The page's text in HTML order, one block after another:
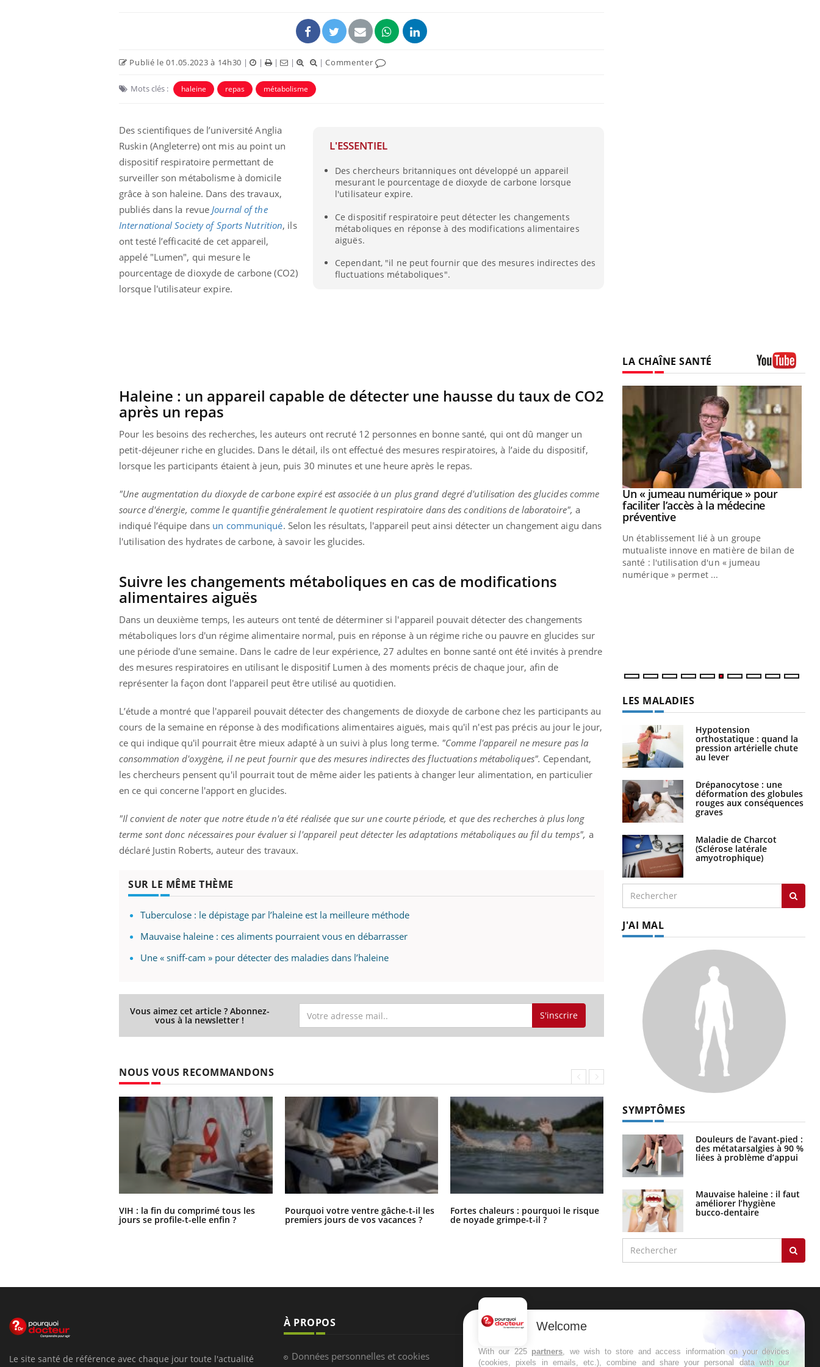
Publié le 01.05.2023 à 14h30 | | | | |Commenter
Mots clés : haleine repas métabolisme
L'ESSENTIEL
Des chercheurs britanniques ont développé un appareil
mesurant le pourcentage de dioxyde de carbone lorsque
l'utilisateur expire.
Ce dispositif respiratoire peut détecter les changements
métaboliques en réponse à des modifications alimentaires
aiguës.
Cependant, "il ne peut fournir que des mesures indirectes des
fluctuations métaboliques".
Des scientifiques de l’université Anglia
Ruskin (Angleterre) ont mis au point un
dispositif respiratoire permettant de
surveiller son métabolisme à domicile
grâce à son haleine. Dans des travaux,
publiés dans la revueJournal of the
International Society of Sports Nutrition, ils
ont testé l’efficacité de cet appareil,
appelé "Lumen", qui mesure le
pourcentage de dioxyde de carbone (CO2)
lorsque l'utilisateur expire.
Haleine : un appareil capable de détecter une hausse du taux de CO2
après un repas
Pour les besoins des recherches, les auteurs ont recruté 12 personnes en bonne santé, qui ont dû manger un
petit-déjeuner riche en glucides. Dans le détail, ils ont effectué des mesures respiratoires, à l’aide du dispositif,
lorsque les participants étaient à jeun, puis 30 minutes et une heure après le repas.
"Une augmentation du dioxyde de carbone expiré est associée à un plus grand degré d'utilisation des glucides comme
source d'énergie, comme le quantifie généralement le quotient respiratoire dans des conditions de laboratoire", a
indiqué l’équipe dans un communiqué. Selon les résultats, l'appareil peut ainsi détecter un changement aigu dans
l'utilisation des hydrates de carbone, à savoir les glucides.
Suivre les changements métaboliques en cas de modifications
alimentaires aiguës
Dans un deuxième temps, les auteurs ont tenté de déterminer si l'appareil pouvait détecter des changements
métaboliques lors d'un régime alimentaire normal, puis en réponse à un régime riche ou pauvre en glucides sur
une période d'une semaine. Dans le cadre de leur expérience, 27 adultes en bonne santé ont été invités à prendre
des mesures respiratoires en utilisant le dispositif Lumen à des moments précis de chaque jour, afin de
représenter la façon dont l'appareil peut être utilisé au quotidien.
L’étude a montré que l'appareil pouvait détecter des changements de dioxyde de carbone chez les participants au
cours de la semaine en réponse à des modifications alimentaires aiguës, mais qu'il n'est pas précis au jour le jour,
ce qui indique qu'il pourrait être mieux adapté à un suivi à plus long terme. "Comme l'appareil ne mesure pas la
consommation d'oxygène, il ne peut fournir que des mesures indirectes des fluctuations métaboliques". Cependant,
les chercheurs pensent qu'il pourrait tout de même aider les patients à changer leur alimentation, en particulier
en ce qui concerne l'apport en glucides.
"Il convient de noter que notre étude n'a été réalisée que sur une courte période, et que des recherches à plus long
terme sont donc nécessaires pour évaluer si l'appareil peut détecter les adaptations métaboliques au fil du temps", a
déclaré Justin Roberts, auteur des travaux.
SUR LE MÊME THÈME
Tuberculose : le dépistage par l’haleine est la meilleure méthode
Mauvaise haleine : ces aliments pourraient vous en débarrasser
Une « sniff-cam » pour détecter des maladies dans l’haleine
Vous aimez cet article ? Abonnez-
vous à la newsletter ! S'inscrire
NOUS VOUS RECOMMANDONS
VIH : la fin du comprimé tous les
jours se profile-t-elle enfin ?
Pourquoi votre ventre gâche-t-il les
premiers jours de vos vacances ?
Fortes chaleurs : pourquoi le risque
de noyade grimpe-t-il ?
Le Viagra pourrait-il freiner la
propagation du cancer ?
LA CHAÎNE SANTÉ
Insuline & Charge mentale : et si on
osait en parler??Youtube
En 2026, l'insuline dans le diabète de type 2
reste entourée d'idées reçues chez les
patients comme parfois chez les soignants.
Youtube
Eczéma Chronique des Mains : se
préparer pour l’été !Youtube
L'été arrive… et avec lui, un tout nouveau
rythme de vie ! Vacances, plage, piscine,
soleil, activités en plein air… Nos mains
Youtube
Diabète & Ramadan 2026Youtube
Le Ramadan approche, et, pour de
nombreuses personnes atteintes de
Youtube
Un « jumeau numérique » pour
faciliter l’accès à la médecine
préventiveYoutube
Un établissement lié à un groupe
mutualiste innove en matière de bilan de
santé : l'utilisation d'un « jumeau
numérique » permet ...
LES MALADIES
Hypotension
orthostatique : quand la
pression artérielle chute
au lever
Drépanocytose : une
déformation des globules
rouges aux conséquences
graves
Maladie de Charcot
(Sclérose latérale
amyotrophique)
J'AI MAL
SYMPTÔMES
Douleurs de l’avant-pied :
des métatarsalgies à 90 %
liées à problème d’appui
Mauvaise haleine : il faut
améliorer l’hygiène
bucco-dentaire
Le site santé de référence avec chaque jour toute l'actualité
À PROPOS
Données personnelles et cookies
NEWSLETTER
Recevez toutes les semaines les meilleures
infos santé
Welcome
With our 225 partners, we wish to store and access information on your devices
(cookies, pixels in emails, etc.), combine and share your personal data with our